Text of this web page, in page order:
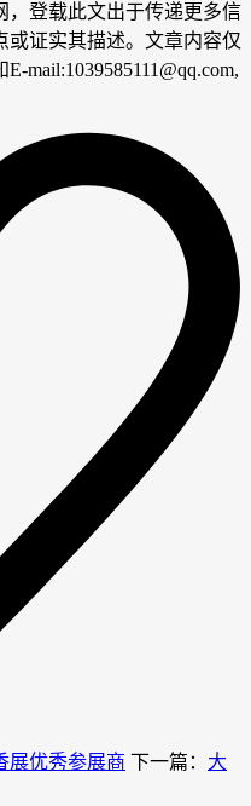
，登载此文出于传递更多信
或证实其描述。文章内容仅
mail:1039585111@qq.com,
展优秀参展商 下一篇： 大